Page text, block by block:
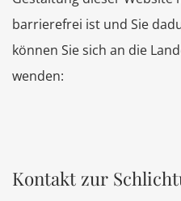
barrierefrei ist und Sie
können Sie sich an die
wenden:
Kontakt zur